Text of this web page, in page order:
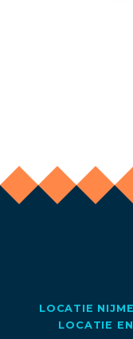
LOCATIE
LOCATIE